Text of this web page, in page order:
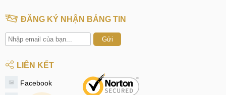
ĐĂNG KÝ NHẬN BẢNG TIN
Gửi
LIÊN KẾT
Facebook